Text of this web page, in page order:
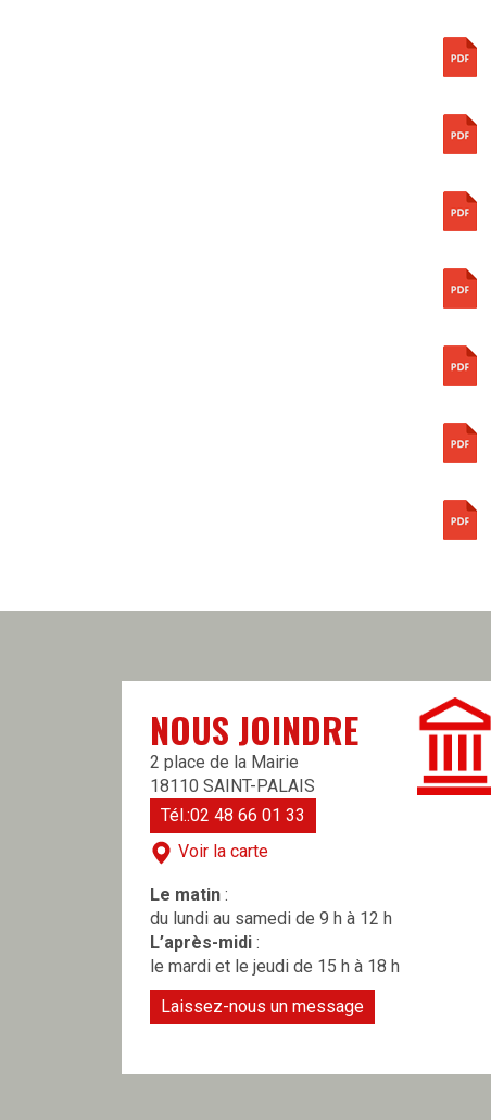
NOUS JOINDRE
2 place de la Mairie
18110 SAINT-PALAIS
Tél.:02 48 66 01 33
Voir la carte
Le matin :
du lundi au samedi de 9 h à 12 h
L’après-midi :
le mardi et le jeudi de 15 h à 18 h
Laissez-nous un message